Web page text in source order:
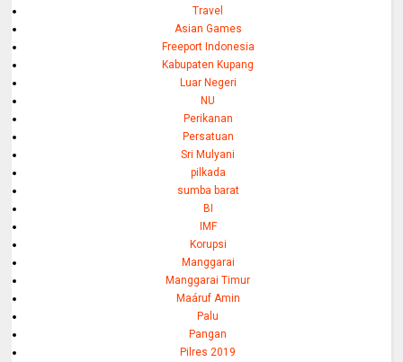
Travel
Asian Games
Freeport Indonesia
Kabupaten Kupang
Luar Negeri
NU
Perikanan
Persatuan
Sri Mulyani
pilkada
sumba barat
BI
IMF
Korupsi
Manggarai
Manggarai Timur
Maáruf Amin
Palu
Pangan
Pilres 2019